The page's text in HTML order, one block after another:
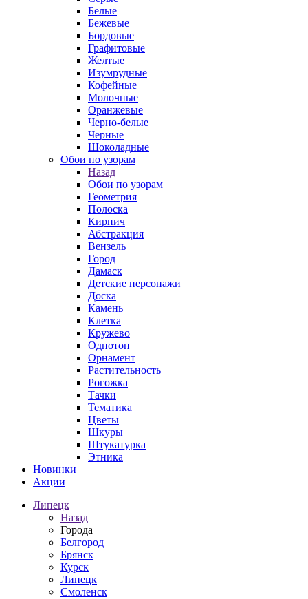
Белые
Бежевые
Бордовые
Графитовые
Желтые
Изумрудные
Кофейные
Молочные
Оранжевые
Черно-белые
Черные
Шоколадные
Обои по узорам
Назад
Обои по узорам
Геометрия
Полоска
Кирпич
Абстракция
Вензель
Город
Дамаск
Детские персонажи
Доска
Камень
Клетка
Кружево
Однотон
Орнамент
Растительность
Рогожка
Тачки
Тематика
Цветы
Шкуры
Штукатурка
Этника
Новинки
Акции
Липецк
Назад
Города
Белгород
Брянск
Курск
Липецк
Смоленск